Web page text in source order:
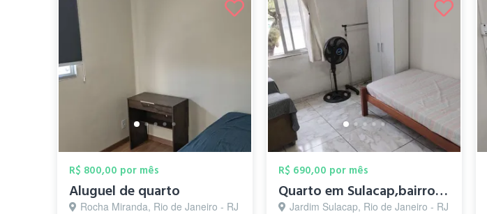
R$ 800,00 por mês
Aluguel de quarto
Rocha Miranda, Rio de Janeiro - RJ
R$ 690,00 por mês
Quarto em Sulacap,bairro mais seguro do ...
Jardim Sulacap, Rio de Janeiro - RJ